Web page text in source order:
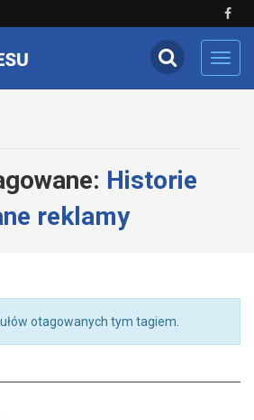
Historie
reklamy
otagowanych tym tagiem.